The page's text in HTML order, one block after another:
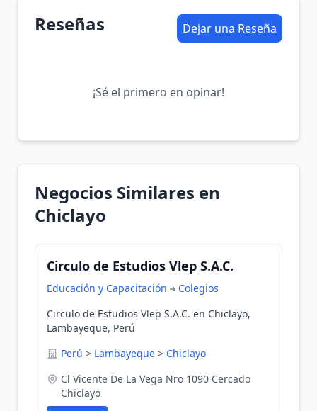
Reseñas Dejar una Reseña
¡Sé el primero en opinar!
Negocios Similares en
Chiclayo
Circulo de Estudios Vlep S.A.C.
Educación y Capacitación
Colegios
Circulo de Estudios Vlep S.A.C. en Chiclayo,
Lambayeque, Perú
Perú > Lambayeque > Chiclayo
Cl Vicente De La Vega Nro 1090 Cercado
Chiclayo